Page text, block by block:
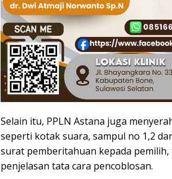
Selain itu, PPLN Astana juga
seperti kotak suara, sampul no 1,2
surat pemberitahuan kepada
penjelasan tata cara pencoblosan.